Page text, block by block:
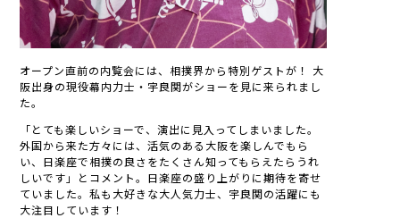
オープン直前の内覧会には、相撲界から特別ゲストが！ 大
阪出身の現役幕内力士・宇良関がショーを見に来られまし
た。
「とても楽しいショーで、演出に見入ってしまいました。
外国から来た方々には、活気のある大阪を楽しんでもら
い、日楽座で相撲の良さをたくさん知ってもらえたらうれ
しいです」とコメント。日楽座の盛り上がりに期待を寄せ
ていました。私も大好きな大人気力士、宇良関の活躍にも
大注目しています！